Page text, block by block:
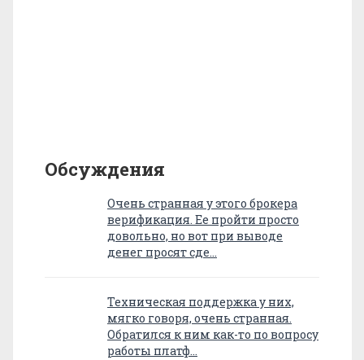
Обсуждения
Очень странная у этого брокера
верификация. Ее пройти просто
довольно, но вот при выводе
денег просят сде…
Техническая поддержка у них,
мягко говоря, очень странная.
Обратился к ним как-то по вопросу
работы платф…